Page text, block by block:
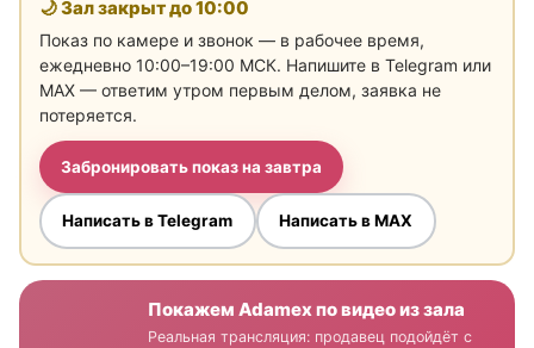
🌙 Зал закрыт до10:00
Показ по камере и звонок — в рабочее время,
ежедневно 10:00–19:00 МСК. Напишите в Telegram или
MAX — ответим утром первым делом, заявка не
потеряется.
Забронировать показ на завтра
Написать в Telegram Написать в MAX
Покажем Adamex по видео из зала
Реальная трансляция: продавец подойдёт с